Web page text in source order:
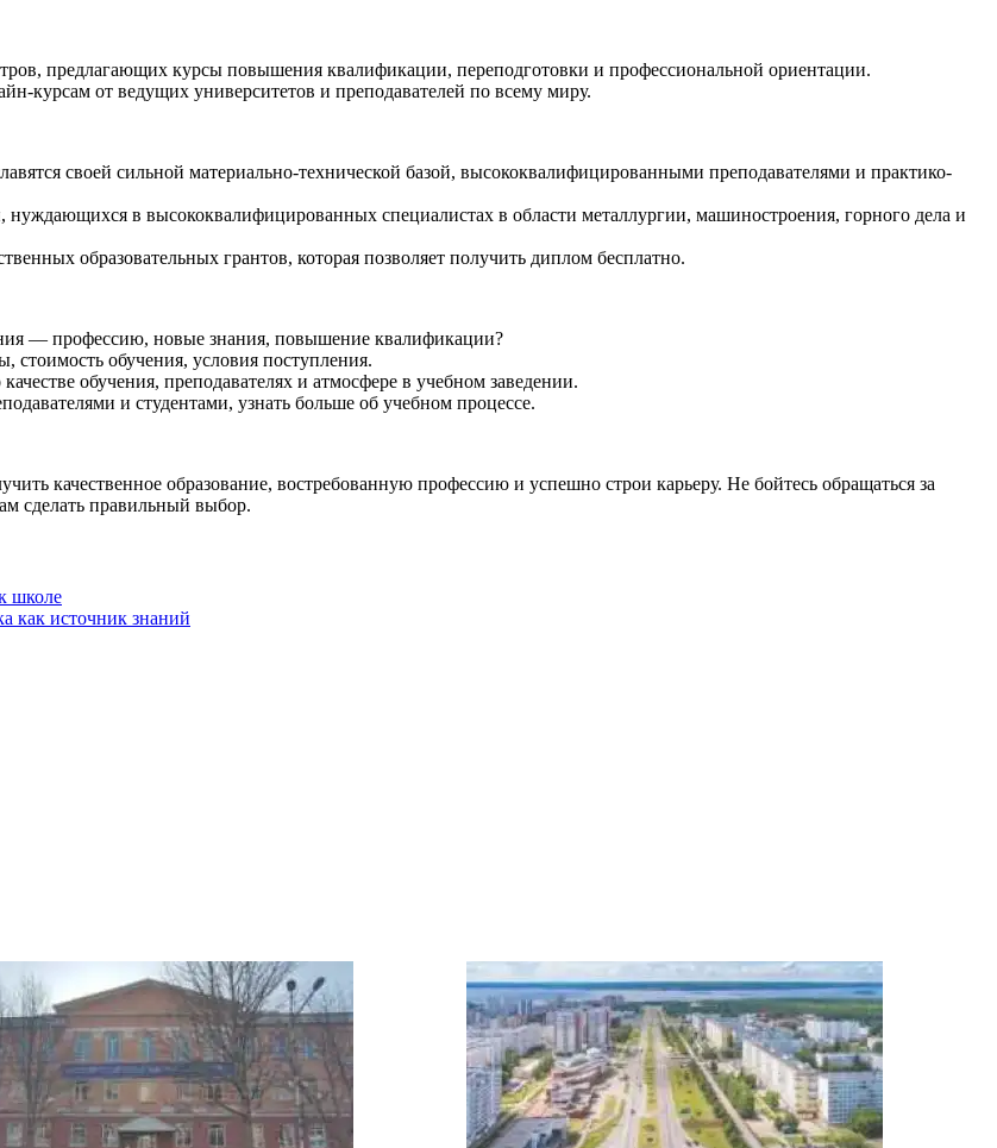
предлагающих курсы повышения квалификации, переподготовки и профессиональной ориентации.
курсам от ведущих университетов и преподавателей по всему миру.
своей сильной материально-технической базой, высококвалифицированными преподавателями и практико-
в высококвалифицированных специалистах в области металлургии, машиностроения, горного дела и
образовательных грантов, которая позволяет получить диплом бесплатно.
— профессию, новые знания, повышение квалификации?
обучения, условия поступления.
обучения, преподавателях и атмосфере в учебном заведении.
и студентами, узнать больше об учебном процессе.
качественное образование, востребованную профессию и успешно строи карьеру. Не бойтесь обращаться за
сделать правильный выбор.
школе
как источник знаний